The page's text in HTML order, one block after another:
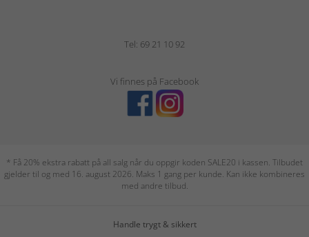
Tel: 69 21 10 92
Vi finnes på Facebook
* Få 20% ekstra rabatt på all salg når du oppgir koden SALE20 i kassen. Tilbudet
gjelder til og med 16. august 2026. Maks 1 gang per kunde. Kan ikke kombineres
med andre tilbud.
Handle trygt & sikkert